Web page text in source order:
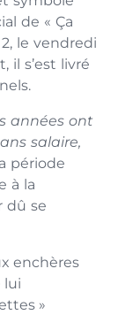
de « Ça
le vendredi
il s’est livré
années ont
salaire,
période
à la
dû se
enchères
lui
»